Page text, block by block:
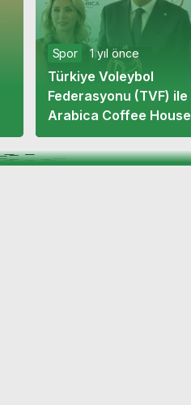
Spor 1 yıl önce
Türkiye Voleybol
Federasyonu (TVF) ile
Arabica Coffee House
arasında sponsorluk
anlaşması imzalandı
değiştirdi,
yağdı!